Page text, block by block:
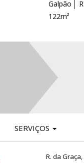
Galpão
122m²
SERVIÇOS
R. da